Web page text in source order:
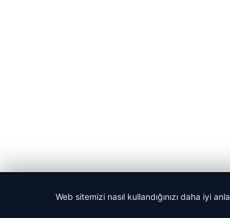
Web sitemizi nasıl kullandığınızı daha iyi